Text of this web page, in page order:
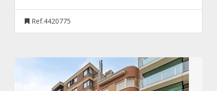
Ref.4420775